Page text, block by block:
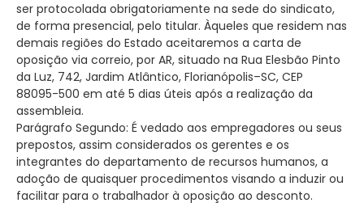
ser protocolada obrigatoriamente na sede do sindicato,
de forma presencial, pelo titular. Àqueles que residem nas
demais regiões do Estado aceitaremos a carta de
oposição via correio, por AR, situado na Rua Elesbão Pinto
da Luz, 742, Jardim Atlântico, Florianópolis–SC, CEP
88095-500 em até 5 dias úteis após a realização da
assembleia.
Parágrafo Segundo: É vedado aos empregadores ou seus
prepostos, assim considerados os gerentes e os
integrantes do departamento de recursos humanos, a
adoção de quaisquer procedimentos visando a induzir ou
facilitar para o trabalhador à oposição ao desconto.